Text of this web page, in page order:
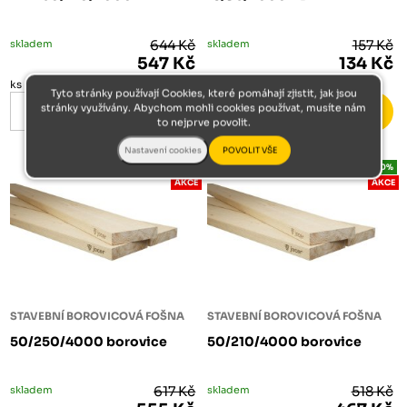
skladem 644 Kč
547 Kč
ks
skladem 157 Kč
134 Kč
STAVEBNÍ BOROVICOVÁ FOŠNA
50/250/4000 borovice
-10%
AKCE
skladem 617 Kč
STAVEBNÍ BOROVICOVÁ FOŠNA
50/210/4000 borovice
-10%
AKCE
skladem 518 Kč
Tyto stránky používají Cookies, které pomáhají zjistit, jak jsou
stránky využívány. Abychom mohli cookies používat, musíte nám
to nejprve povolit.